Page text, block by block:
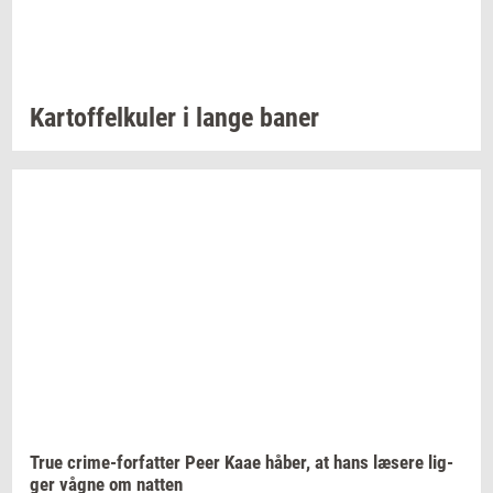
Kar­tof­felku­ler i lange baner
True crime-​forfatter Peer Kaae håber, at hans læ­se­re lig­
ger vågne om nat­ten